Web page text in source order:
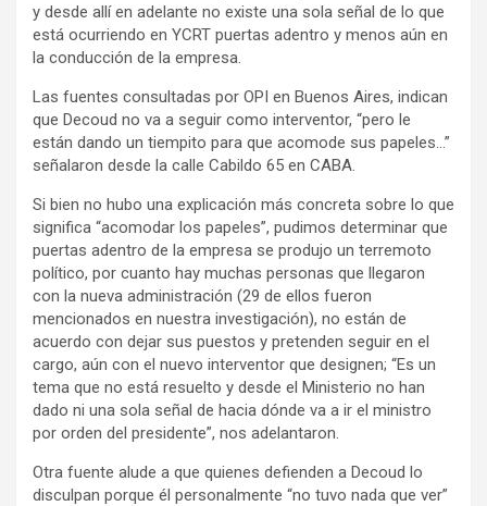
y desde allí en adelante no existe una sola señal de lo que
está ocurriendo en YCRT puertas adentro y menos aún en
la conducción de la empresa.
Las fuentes consultadas por OPI en Buenos Aires, indican
que Decoud no va a seguir como interventor, “pero le
están dando un tiempito para que acomode sus papeles…”
señalaron desde la calle Cabildo 65 en CABA.
Si bien no hubo una explicación más concreta sobre lo que
significa “acomodar los papeles”, pudimos determinar que
puertas adentro de la empresa se produjo un terremoto
político, por cuanto hay muchas personas que llegaron
con la nueva administración (29 de ellos fueron
mencionados en nuestra investigación), no están de
acuerdo con dejar sus puestos y pretenden seguir en el
cargo, aún con el nuevo interventor que designen; “Es un
tema que no está resuelto y desde el Ministerio no han
dado ni una sola señal de hacia dónde va a ir el ministro
por orden del presidente”, nos adelantaron.
Otra fuente alude a que quienes defienden a Decoud lo
disculpan porque él personalmente “no tuvo nada que ver”